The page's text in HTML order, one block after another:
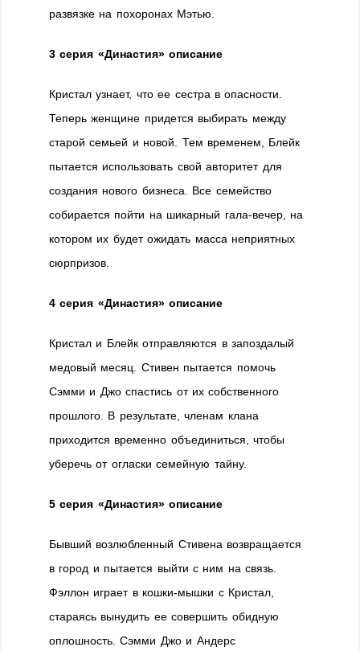
развязке на похоронах Мэтью.
3 серия «Династия» описание
Кристал узнает, что ее сестра в опасности.
Теперь женщине придется выбирать между
старой семьей и новой. Тем временем, Блейк
пытается использовать свой авторитет для
создания нового бизнеса. Все семейство
собирается пойти на шикарный гала-вечер, на
котором их будет ожидать масса неприятных
сюрпризов.
4 серия «Династия» описание
Кристал и Блейк отправляются в запоздалый
медовый месяц. Стивен пытается помочь
Сэмми и Джо спастись от их собственного
прошлого. В результате, членам клана
приходится временно объединиться, чтобы
уберечь от огласки семейную тайну.
5 серия «Династия» описание
Бывший возлюбленный Стивена возвращается
в город и пытается выйти с ним на связь.
Фэллон играет в кошки-мышки с Кристал,
стараясь вынудить ее совершить обидную
оплошность. Сэмми Джо и Андерс